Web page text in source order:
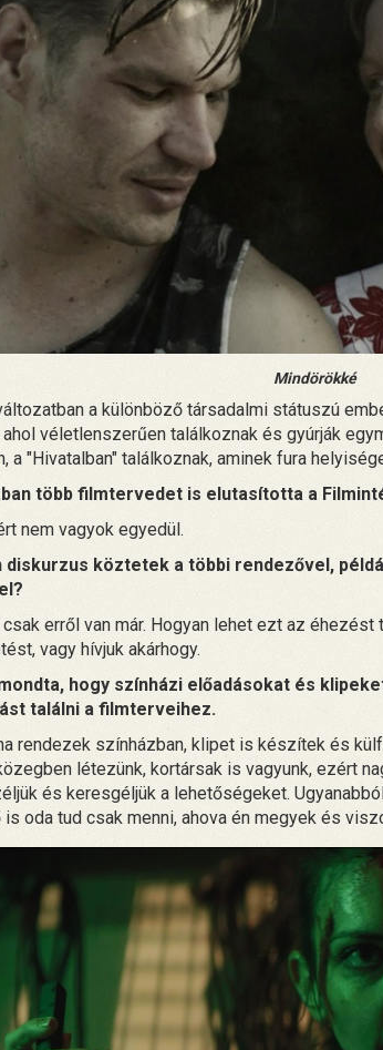
Mindörökké
a különböző társadalmi státuszú
ahol véletlenszerűen találkoznak és gyúrják
a "Hivatalban" találkoznak, aminek fura
több filmtervedet is elutasította a
nem vagyok egyedül.
diskurzus köztetek a többi rendezővel,
csak erről van már. Hogyan lehet ezt az
vagy hívjuk akárhogy.
hogy színházi előadásokat és
találni a filmterveihez.
rendezek színházban, klipet is készítek és
létezünk, kortársak is vagyunk, ezért
és keresgéljük a lehetőségeket.
is oda tud csak menni, ahova én megyek és